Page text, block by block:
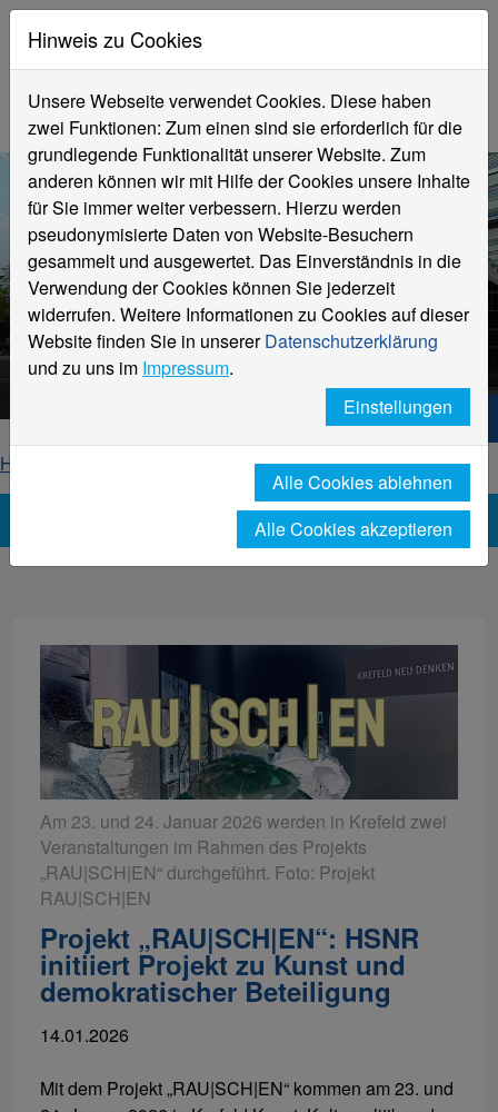
Aktuelle Meldungen
Hochschule Niederrhein
Hochschule Niederrhein. Dein Weg.
Home
News-Detailseite
Am 23. und 24. Januar 2026 werden in Krefeld zwei
Veranstaltungen im Rahmen des Projekts
„RAU|SCH|EN“ durchgeführt. Foto: Projekt
RAU|SCH|EN
Projekt „RAU|SCH|EN“: HSNR
initiiert Projekt zu Kunst und
demokratischer Beteiligung
14.01.2026
Mit dem Projekt „RAU|SCH|EN“ kommen am 23. und
Hinweis zu Cookies
Unsere Webseite verwendet Cookies. Diese haben
zwei Funktionen: Zum einen sind sie erforderlich für die
grundlegende Funktionalität unserer Website. Zum
anderen können wir mit Hilfe der Cookies unsere Inhalte
für Sie immer weiter verbessern. Hierzu werden
pseudonymisierte Daten von Website-Besuchern
gesammelt und ausgewertet. Das Einverständnis in die
Verwendung der Cookies können Sie jederzeit
widerrufen. Weitere Informationen zu Cookies auf dieser
Website finden Sie in unsererDatenschutzerklärung
und zu uns im Impressum.
Einstellungen
Alle Cookies ablehnen
Alle Cookies akzeptieren